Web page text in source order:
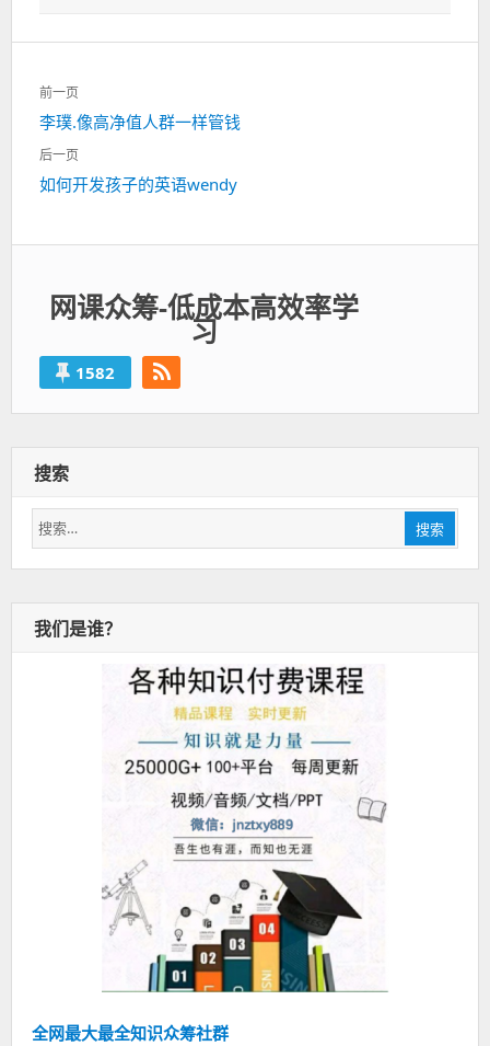
文
章
导
航
前一页
上
一
李璞.像高净值人群一样管钱
后一页
下
如何开发孩子的英语wendy
网课众筹-低成本高效率学
习
1582
搜索
搜
索：
搜索
我们是谁？
全网最大最全知识众筹社群